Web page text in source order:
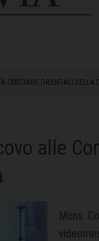
CRISTIANE ORIENTALI DELLA
alle
Mons.